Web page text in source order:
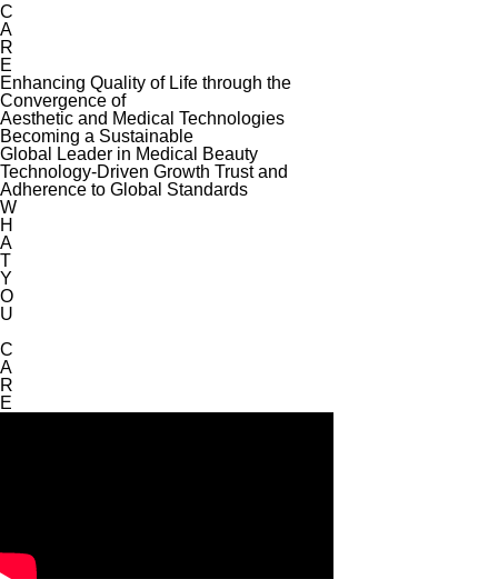
C
A
R
E
Enhancing Quality of Life through the
Convergence of
Aesthetic and Medical Technologies
Becoming a Sustainable
Global Leader in Medical Beauty
Technology-Driven Growth Trust and
Adherence to Global Standards
W
H
A
T
Y
O
U
C
A
R
E